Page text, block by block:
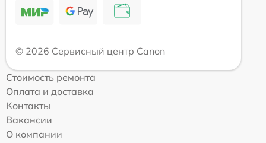
© 2026 Сервисный центр Canon
Стоимость ремонта
Оплата и доставка
Контакты
Вакансии
О компании